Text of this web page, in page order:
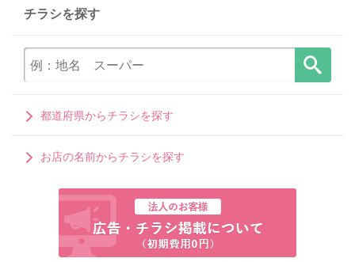
チラシを探す
都道府県からチラシを探す
お店の名前からチラシを探す